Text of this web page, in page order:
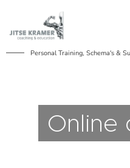
Personal Training, Schema's &
Online